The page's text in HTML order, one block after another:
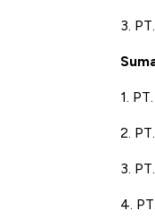
3.
1.
2.
3.
4.